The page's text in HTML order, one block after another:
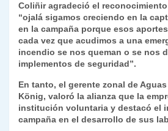
Coliñir agradeció el
“ojalá sigamos creciendo en la
en la campaña porque esos
cada vez que acudimos a una
incendio se nos queman o se nos
implementos de seguridad”.
En tanto, el gerente zonal de
König, valoró la alianza que la
institución voluntaria y destacó el
campaña en el desarrollo de sus